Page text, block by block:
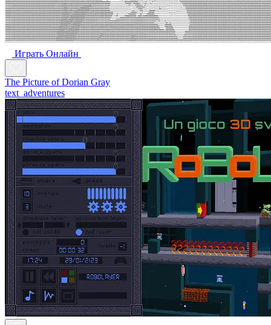
Играть Oнлайн
The Picture of Dorian Gray
text_adventures